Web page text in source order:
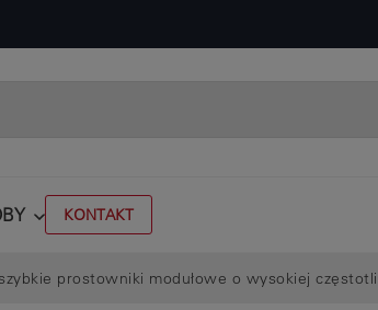
KONTAKT
prostowniki modułowe o wysokiej